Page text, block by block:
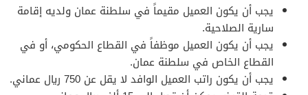
يجب أن يكون العميل مقيماً في سلطنة عمان ولديه إقامة
سارية الصلاحية.
يجب أن يكون العميل موظفاً في القطاع الحكومي، أو في
القطاع الخاص في سلطنة عمان.
يجب أن يكون راتب العميل الوافد لا يقل عن 750 ريال عماني.